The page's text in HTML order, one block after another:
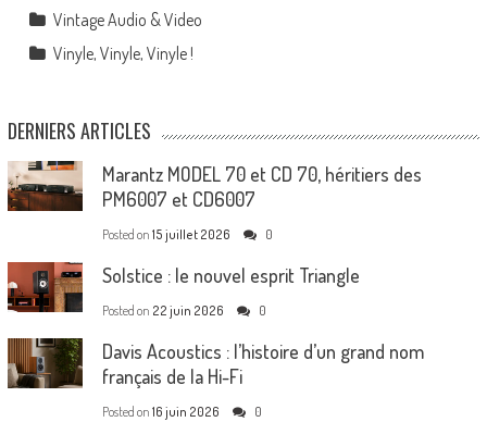
Vintage Audio & Video
Vinyle, Vinyle, Vinyle !
DERNIERS ARTICLES
Marantz MODEL 70 et CD 70, héritiers des
PM6007 et CD6007
Posted on 15 juillet 2026 0
Solstice : le nouvel esprit Triangle
Posted on 22 juin 2026 0
Davis Acoustics : l’histoire d’un grand nom
français de la Hi-Fi
Posted on 16 juin 2026 0